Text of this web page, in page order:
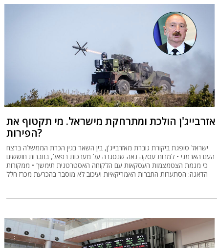
אזרבייג'ן הולכת ומתרחקת מישראל. מי תקטוף את
הפירות?
ישראל סופגת ביקורת גוברת מאזרבייג'ן, בין השאר בגין הכרת הממשלה ברצח
העם הארמני • למרות עסקה נאה שנסגרה על מערכות רפאל, בחברות חוששים
כי מגמת הצטמצמות העסקאות עם הלקוחה האסטרטגית תימשך • ממקורות
הדאגה: הסתערות החברות האמריקאיות ועיכוב לא מוסבר בהכרעת מכרז חלל